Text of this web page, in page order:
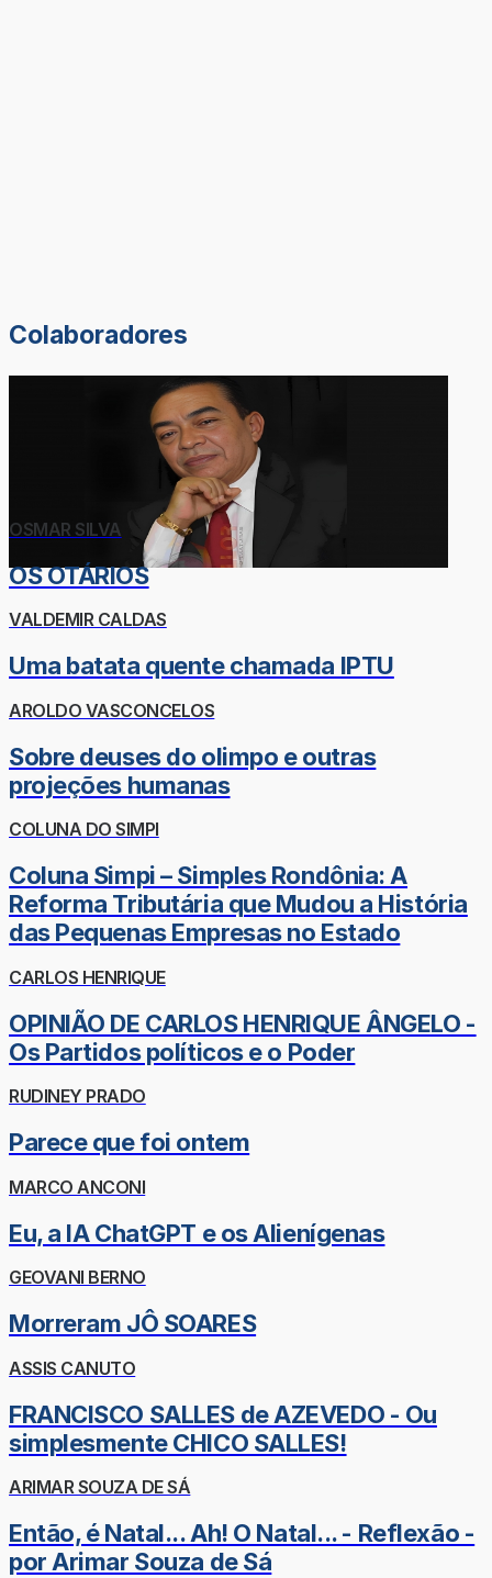
Colaboradores
OSMAR SILVA
OS OTÁRIOS
VALDEMIR CALDAS
Uma batata quente chamada IPTU
AROLDO VASCONCELOS
Sobre deuses do olimpo e outras
projeções humanas
COLUNA DO SIMPI
Coluna Simpi – Simples Rondônia: A
Reforma Tributária que Mudou a História
das Pequenas Empresas no Estado
CARLOS HENRIQUE
OPINIÃO DE CARLOS HENRIQUE ÂNGELO -
Os Partidos políticos e o Poder
RUDINEY PRADO
Parece que foi ontem
MARCO ANCONI
Eu, a IA ChatGPT e os Alienígenas
GEOVANI BERNO
Morreram JÔ SOARES
ASSIS CANUTO
FRANCISCO SALLES de AZEVEDO - Ou
simplesmente CHICO SALLES!
ARIMAR SOUZA DE SÁ
Então, é Natal... Ah! O Natal... - Reflexão -
por Arimar Souza de Sá